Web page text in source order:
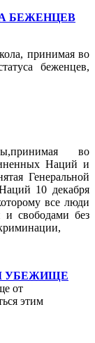
БЕЖЕНЦЕВ
принимая во
беженцев,
во
Наций и
Генеральной
10 декабря
все люди
и свободами без
УБЕЖИЩЕ
от
этим